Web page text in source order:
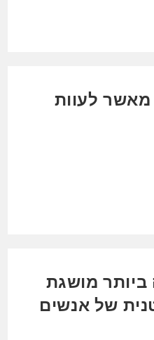
מאשר לעוות
ביותר מושגת
של אנשים